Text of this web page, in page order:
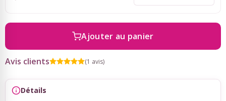
Ajouter au panier
Avis clients (1 avis)
Détails